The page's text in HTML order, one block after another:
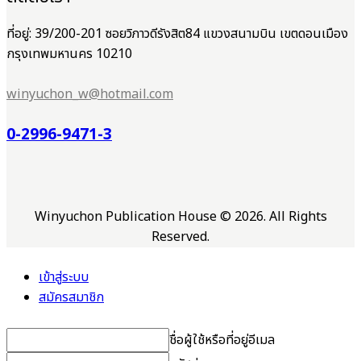
ที่อยู่: 39/200-201 ซอยวิภาวดีรังสิต84 แขวงสนามบิน เขตดอนเมือง
กรุงเทพมหานคร 10210
winyuchon_w@hotmail.com
0-2996-9471-3
Winyuchon Publication House © 2026. All Rights
Reserved.
เข้าสู่ระบบ
สมัครสมาชิก
ชื่อผู้ใช้หรือที่อยู่อีเมล